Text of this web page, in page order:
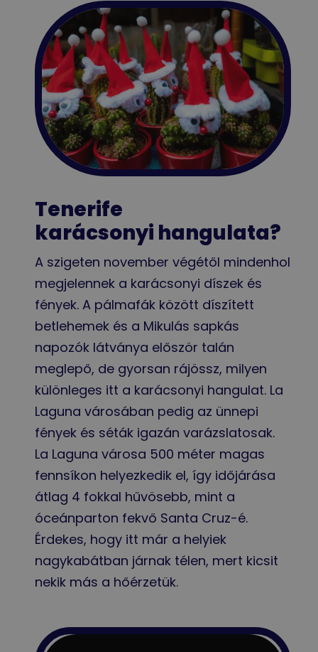
Tenerife
karácsonyi hangulata?
A szigeten november végétől mindenhol
megjelennek a karácsonyi díszek és
fények. A pálmafák között díszített
betlehemek és a Mikulás sapkás
napozók látványa először talán
meglepő, de gyorsan rájössz, milyen
különleges itt a karácsonyi hangulat. La
Laguna városában pedig az ünnepi
fények és séták igazán varázslatosak.
La Laguna városa 500 méter magas
fennsíkon helyezkedik el, így időjárása
átlag 4 fokkal hűvösebb, mint a
óceánparton fekvő Santa Cruz-é.
Érdekes, hogy itt már a helyiek
nagykabátban járnak télen, mert kicsit
nekik más a hőérzetük.